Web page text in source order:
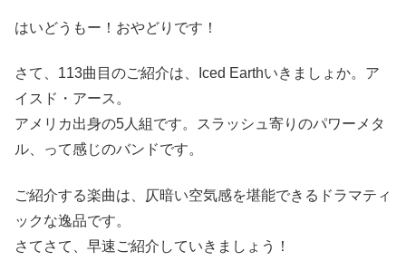
はいどうもー！おやどりです！
さて、113曲目のご紹介は、Iced Earthいきましょか。ア
イスド・アース。
アメリカ出身の5人組です。スラッシュ寄りのパワーメタ
ル、って感じのバンドです。
ご紹介する楽曲は、仄暗い空気感を堪能できるドラマティ
ックな逸品です。
さてさて、早速ご紹介していきましょう！